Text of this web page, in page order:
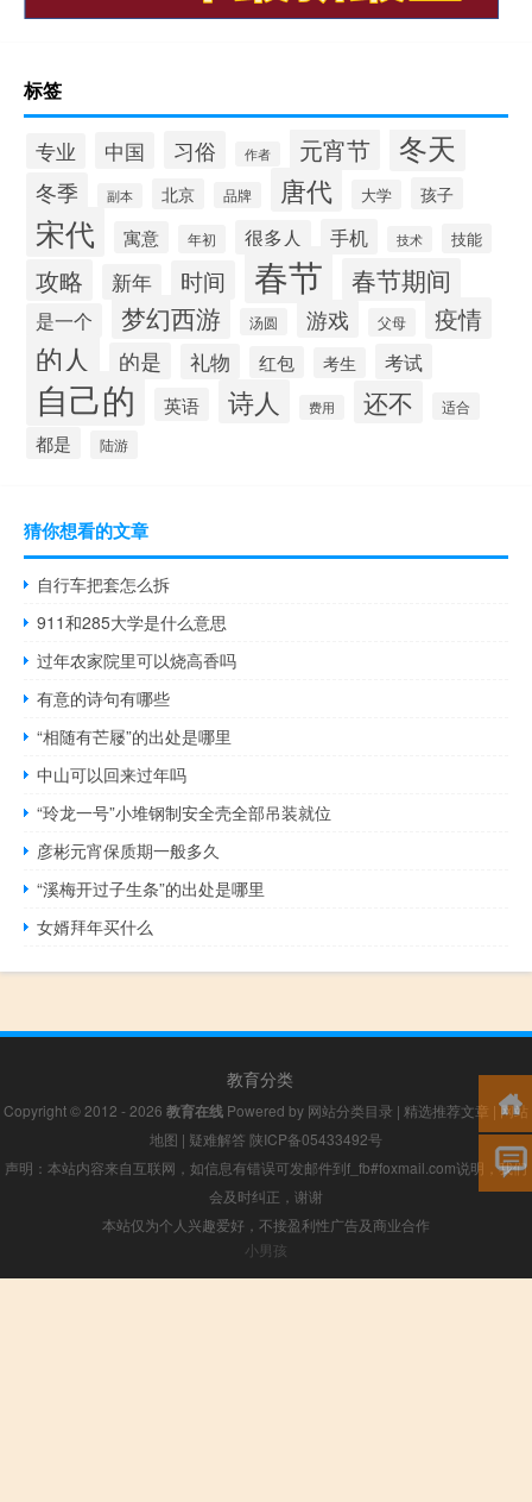
标签
专业 中国 习俗 作者 元宵节 冬天
冬季 副本 北京 品牌 唐代 大学 孩子
宋代 寓意 年初 很多人 手机 技术 技能
攻略 新年 时间 春节 春节期间
是一个 梦幻西游 汤圆 游戏 父母 疫情
的人 的是 礼物 红包 考生 考试
自己的 英语 诗人 费用 还不 适合
都是 陆游
猜你想看的文章
自行车把套怎么拆
911和285大学是什么意思
过年农家院里可以烧高香吗
有意的诗句有哪些
“相随有芒屦”的出处是哪里
中山可以回来过年吗
“玲龙一号”小堆钢制安全壳全部吊装就位
彦彬元宵保质期一般多久
“溪梅开过子生条”的出处是哪里
女婿拜年买什么
教育分类
Copyright © 2012 - 2026 教育在线 Powered by 网站分类目录 | 精选推荐文章 |网站
地图 | 疑难解答 陕ICP备05433492号
声明：本站内容来自互联网，如信息有错误可发邮件到f_fb#foxmail.com说明，我们
会及时纠正，谢谢
本站仅为个人兴趣爱好，不接盈利性广告及商业合作
小男孩